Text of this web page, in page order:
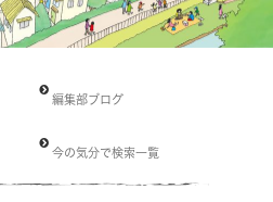
編集部ブログ
今の気分で検索一覧